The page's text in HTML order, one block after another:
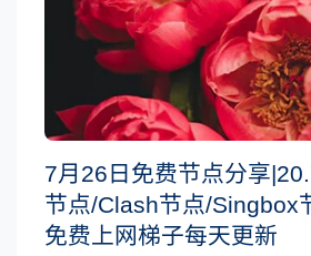
7月26日免费节点分享
节点/Clash节点/Singbox
免费上网梯子每天更新